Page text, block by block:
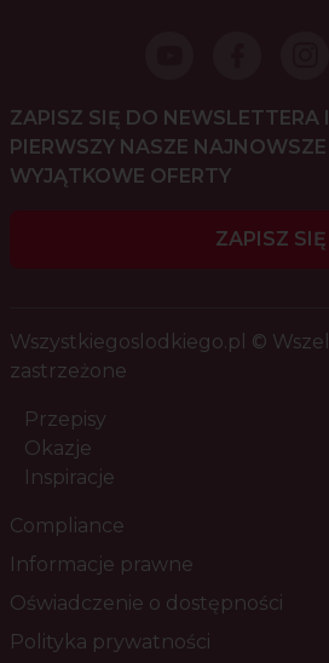
ZAPISZ SIĘ DO NEWSLETTERA
PIERWSZY NASZE
WYJĄTKOWE OFERTY
ZAPISZ SIĘ
Wszystkiegoslodkiego.pl ©
zastrzeżone
Przepisy
Okazje
Inspiracje
Compliance
Informacje prawne
Oświadczenie o dostępności
Polityka prywatności